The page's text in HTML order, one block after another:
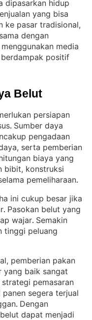
dipasarkan hidup
yang bisa
ke pasar tradisional,
dengan
media
positif
Belut
persiapan
. Sumber daya
pengadaan
serta pemberian
biaya yang
bibit, konstruksi
pemeliharaan.
ini cukup besar jika
. Pasokan belut yang
wajar. Semakin
tinggi peluang
pemberian pakan
yang baik sangat
pemasaran
segera terjual
. Dengan
dapat menjadi